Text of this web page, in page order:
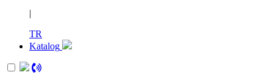
|
TR
Katalog